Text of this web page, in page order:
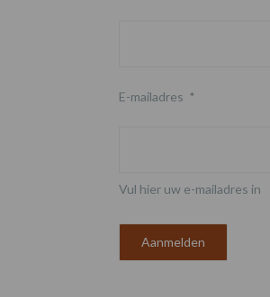
E-mailadres *
Vul hier uw e-mailadres in